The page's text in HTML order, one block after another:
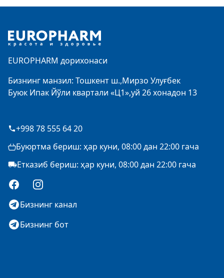
EUROPHARM дорихонаси
Бизнинг манзил: Тошкент ш.,Мирзо Улуғбек
Буюк Ипак Йўли квартали «Ц1»,уй 26 хонадон 13
+998 78 555 64 20
Буюртма бериш: ҳар куни, 08:00 дан 22:00 гача
Етказиб бериш: ҳар куни, 08:00 дан 22:00 гача
FacebookInstagram
Бизнинг канал
Бизнинг бот